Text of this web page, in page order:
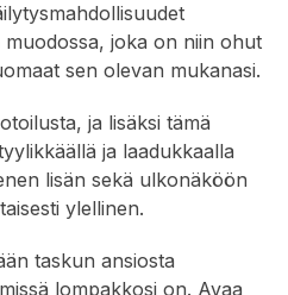
muodossa, joka on niin ohut
sen olevan mukanasi.
ja lisäksi tämä
ja laadukkaalla
lisän sekä ulkonäköön
ylellinen.
taskun ansiosta
lompakkosi on. Avaa